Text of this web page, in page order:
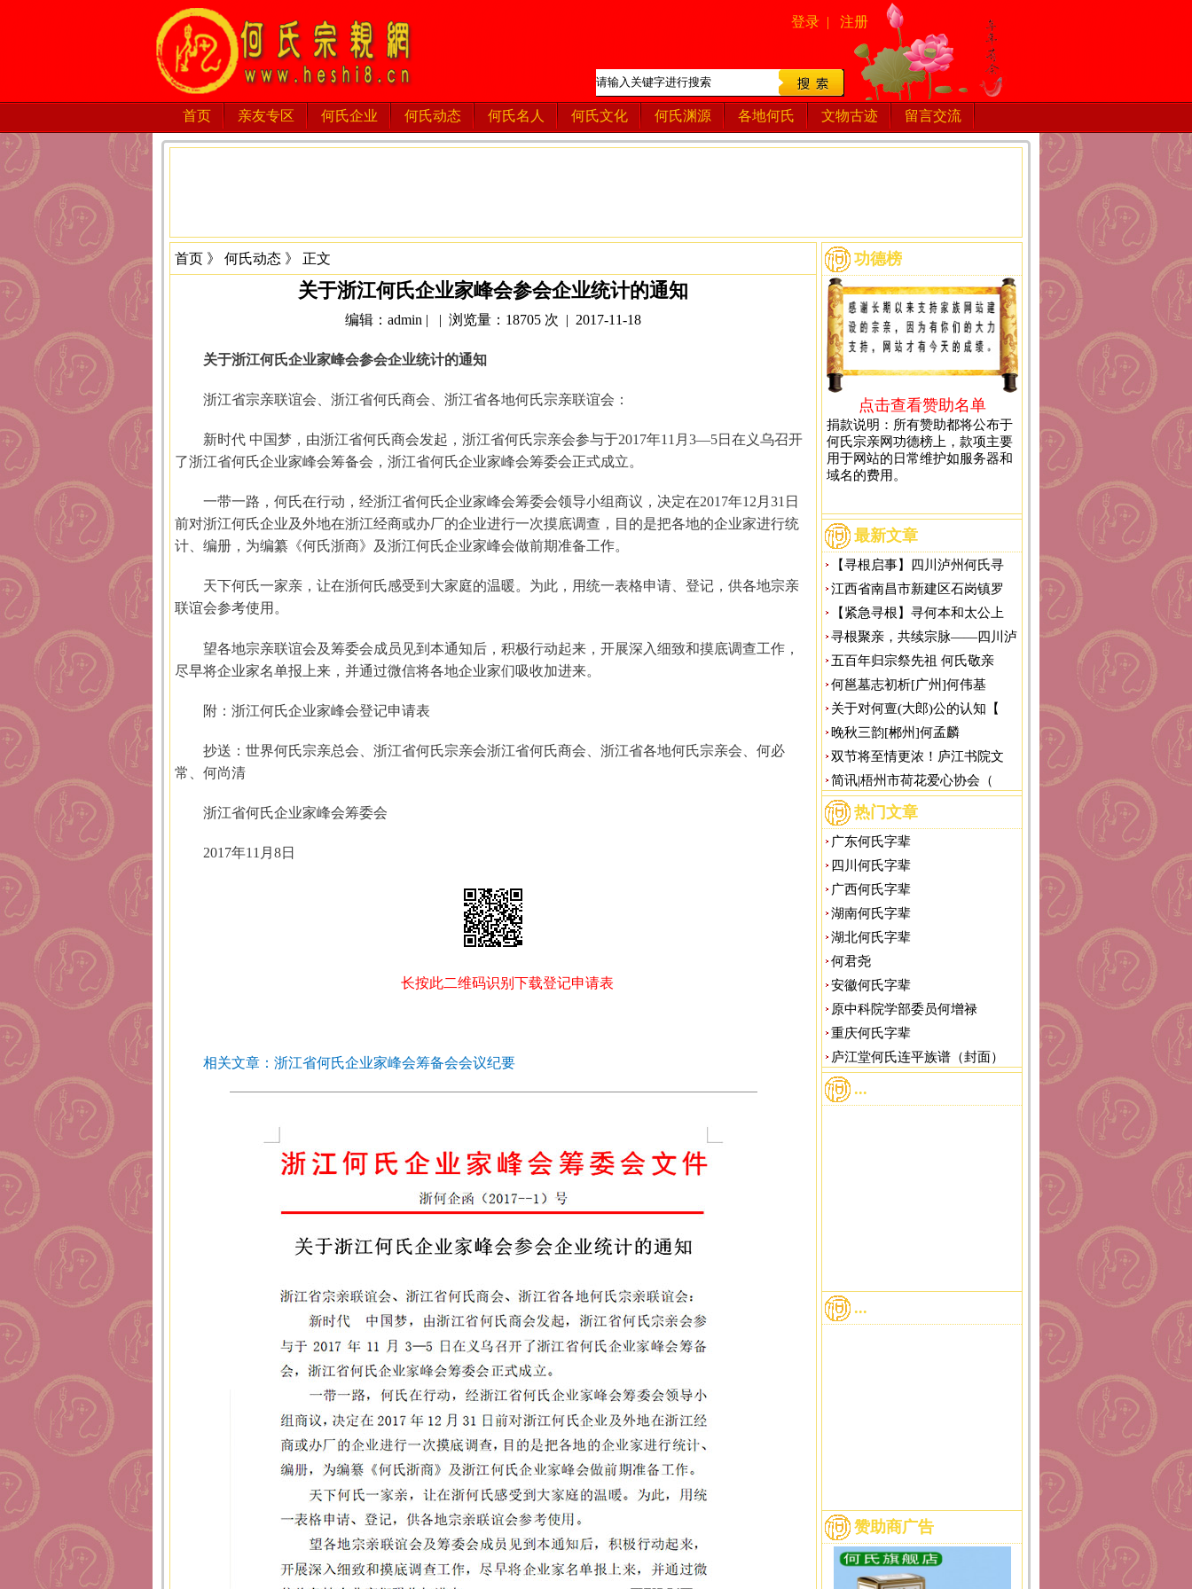
登录 | 注册
首页 亲友专区 何氏企业 何氏动态 何氏名人 何氏文化 何氏渊源 各地何氏 文物古迹 留言交流
首页 》 何氏动态 》 正文
关于浙江何氏企业家峰会参会企业统计的通知
编辑：admin | | 浏览量：18705 次 | 2017-11-18
关于浙江何氏企业家峰会参会企业统计的通知
浙江省宗亲联谊会、浙江省何氏商会、浙江省各地何氏宗亲联谊会：
新时代 中国梦，由浙江省何氏商会发起，浙江省何氏宗亲会参与于2017年11月3—5日在义乌召开
了浙江省何氏企业家峰会筹备会，浙江省何氏企业家峰会筹委会正式成立。
一带一路，何氏在行动，经浙江省何氏企业家峰会筹委会领导小组商议，决定在2017年12月31日
前对浙江何氏企业及外地在浙江经商或办厂的企业进行一次摸底调查，目的是把各地的企业家进行统
计、编册，为编纂《何氏浙商》及浙江何氏企业家峰会做前期准备工作。
天下何氏一家亲，让在浙何氏感受到大家庭的温暖。为此，用统一表格申请、登记，供各地宗亲
联谊会参考使用。
望各地宗亲联谊会及筹委会成员见到本通知后，积极行动起来，开展深入细致和摸底调查工作，
尽早将企业家名单报上来，并通过微信将各地企业家们吸收加进来。
附：浙江何氏企业家峰会登记申请表
抄送：世界何氏宗亲总会、浙江省何氏宗亲会浙江省何氏商会、浙江省各地何氏宗亲会、何必
常、何尚清
浙江省何氏企业家峰会筹委会
2017年11月8日
长按此二维码识别下载登记申请表
相关文章：浙江省何氏企业家峰会筹备会会议纪要
功德榜
点击查看赞助名单
捐款说明：所有赞助都将公布于
何氏宗亲网功德榜上，款项主要
用于网站的日常维护如服务器和
域名的费用。
最新文章
【寻根启事】四川泸州何氏寻
江西省南昌市新建区石岗镇罗
【紧急寻根】寻何本和太公上
寻根聚亲，共续宗脉——四川泸
五百年归宗祭先祖 何氏敬亲
何邕墓志初析[广州]何伟基
关于对何亶(大郎)公的认知【
晚秋三韵[郴州]何孟麟
双节将至情更浓！庐江书院文
简讯|梧州市荷花爱心协会（
热门文章
广东何氏字辈
四川何氏字辈
广西何氏字辈
湖南何氏字辈
湖北何氏字辈
何君尧
安徽何氏字辈
原中科院学部委员何增禄
重庆何氏字辈
庐江堂何氏连平族谱（封面）
...
...
赞助商广告